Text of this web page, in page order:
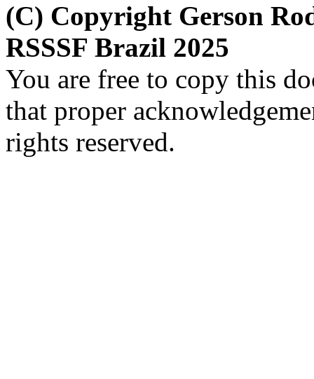
(C) Copyright Gerson
RSSSF Brazil 2025
You are free to copy this
that proper
rights reserved.